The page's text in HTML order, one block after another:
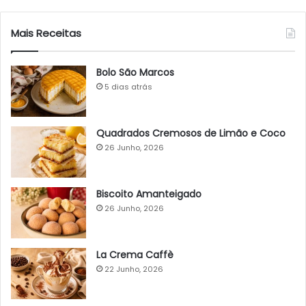
Mais Receitas
Bolo São Marcos
5 dias atrás
Quadrados Cremosos de Limão e Coco
26 Junho, 2026
Biscoito Amanteigado
26 Junho, 2026
La Crema Caffè
22 Junho, 2026